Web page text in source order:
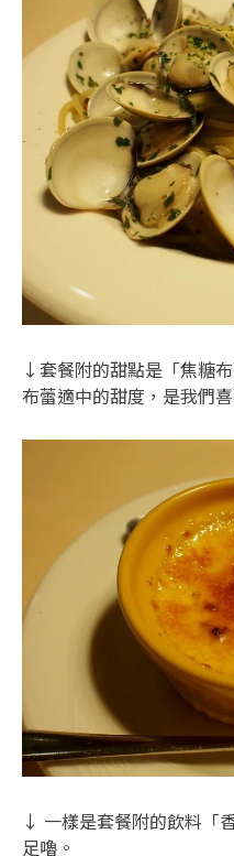
↓套餐附的甜點是「焦糖
布蕾適中的甜度，是我們
↓ 一樣是套餐附的飲料「
足嚕。